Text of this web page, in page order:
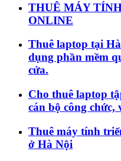
THUÊ MÁY
ONLINE
Thuê laptop tại
dụng phần mềm
cửa.
Cho thuê laptop
cán bộ công chức,
Thuê máy tính
ở Hà Nội